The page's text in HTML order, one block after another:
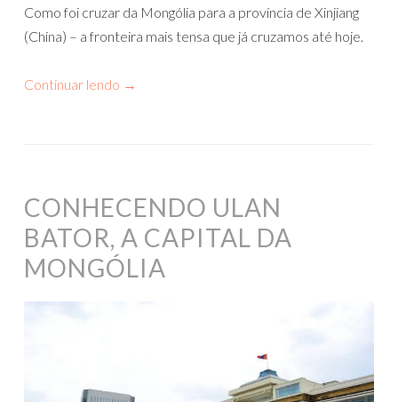
Como foi cruzar da Mongólia para a província de Xinjiang
(China) – a fronteira mais tensa que já cruzamos até hoje.
Continuar lendo →
CONHECENDO ULAN
BATOR, A CAPITAL DA
MONGÓLIA